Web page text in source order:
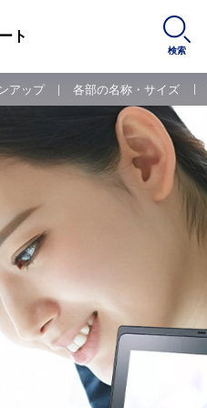
ト
検索
アップ 各部の名称・サイズ